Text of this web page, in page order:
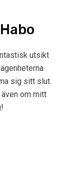
utsikt
sig sitt slut.
om mitt